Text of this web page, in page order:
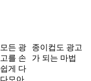
모든 광
고를 손
쉽게 다
다모아
종이컵도 광고
가 되는 마법